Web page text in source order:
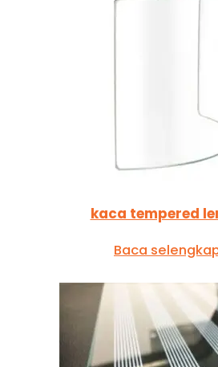
kaca tempered
Baca